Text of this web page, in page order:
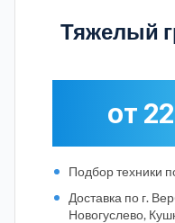
Тяжелый
от
Подбор техники
Доставка по г.
Новогуслево,